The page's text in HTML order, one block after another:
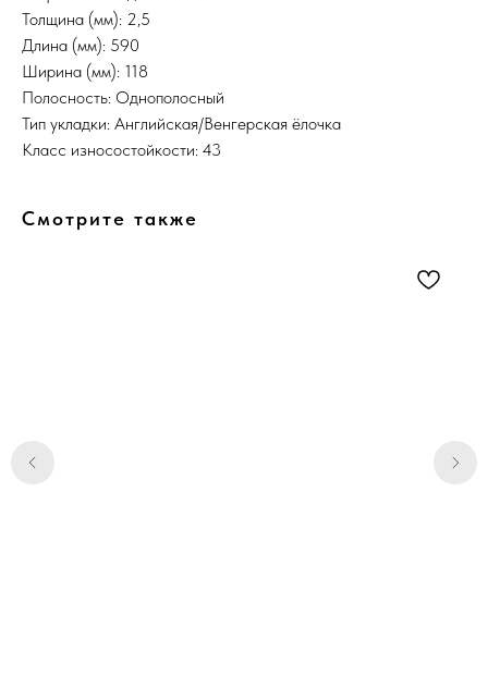
Толщина (мм): 2,5
Длина (мм): 590
Ширина (мм): 118
Полосность: Однополосный
Тип укладки: Английская/Венгерская ёлочка
Класс износостойкости: 43
Смотрите также